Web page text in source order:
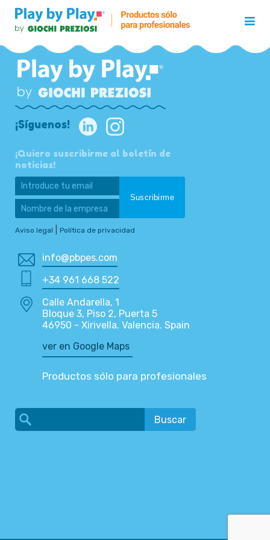
¡Síguenos!
¡Quiero suscribirme al boletín de
noticias!
Aviso legal Política de privacidad
info@pbpes.com
+34 961 668 522
Calle Andarella, 1
Bloque 3, Piso 2, Puerta 5
46950 - Xirivella. Valencia. Spain
ver en Google Maps
Productos sólo para profesionales
Buscar